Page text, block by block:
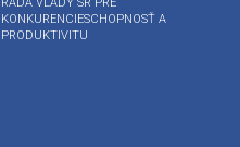
RADA VLÁDY SR PRE
KONKURENCIESCHOPNOSŤ A
PRODUKTIVITU